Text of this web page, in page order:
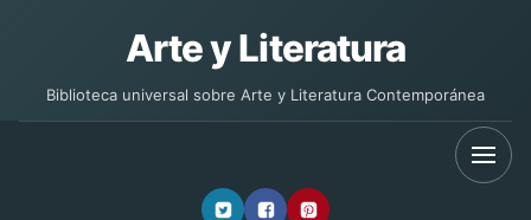
Arte y Literatura
Biblioteca universal sobre Arte y Literatura Contemporánea